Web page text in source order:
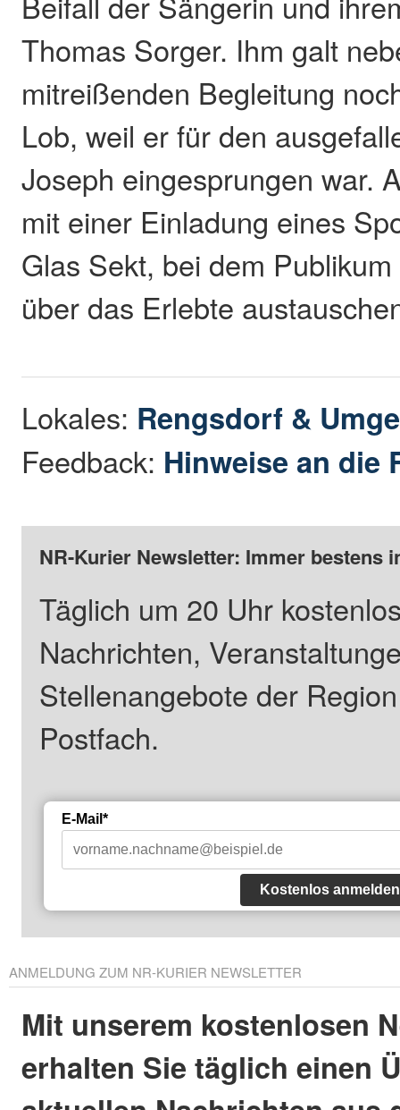
Thomas Sorger. Ihm galt
mitreißenden Begleitung
Lob, weil er für den
Joseph eingesprungen war.
mit einer Einladung eines
Glas Sekt, bei dem
über das Erlebte
Lokales: Rengsdorf &
Feedback: Hinweise an die
NR-Kurier Newsletter: Immer bestens
Täglich um 20 Uhr
Nachrichten,
Stellenangebote der
Postfach.
E-Mail*
Kostenlos anmelden
ANMELDUNG ZUM NR-KURIER NEWSLETTER
Mit unserem kostenlosen
erhalten Sie täglich einen